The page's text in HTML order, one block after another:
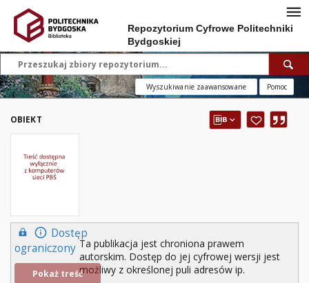
Repozytorium Cyfrowe Politechniki
Bydgoskiej
Wyszukiwanie zaawansowane Pomoc
OBIEKT
Dostęp
ograniczony
Pokaż treść
Ta publikacja jest chroniona prawem
autorskim. Dostęp do jej cyfrowej wersji jest
możliwy z określonej puli adresów ip.